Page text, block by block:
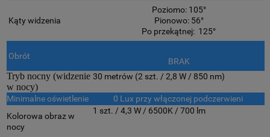
Kąty widzenia
Poziomo: 105°
Pionowo: 56°
Po przekątnej: 125°
Obrót
BRAK
Tryb nocny (widzenie
w nocy)
30 metrów (2 szt. / 2,8 W / 850 nm)
Minimalne oświetlenie
0 Lux przy włączonej podczerwieni
Kolorowa obraz w
nocy
1 szt. / 4,3 W / 6500K / 700 lm